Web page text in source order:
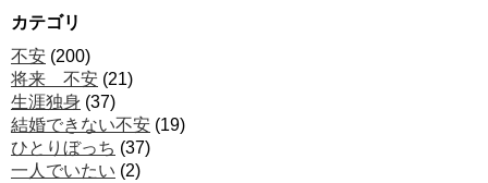
カテゴリ
不安 (200)
将来 不安 (21)
生涯独身 (37)
結婚できない不安 (19)
ひとりぼっち (37)
一人でいたい (2)